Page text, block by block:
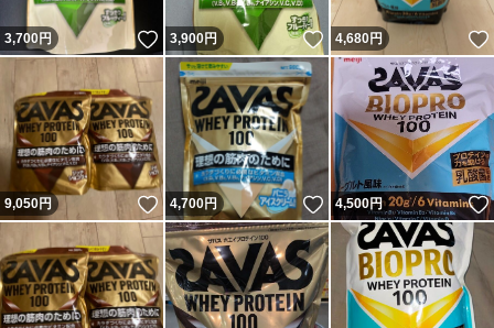
3,700円 いいね！
3,900円 いいね！
4,680円
9,050円 いいね！
4,700円 いいね！
4,500円